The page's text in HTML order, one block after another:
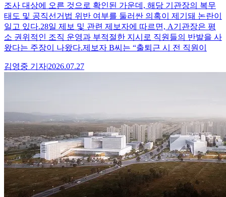
조사 대상에 오른 것으로 확인된 가운데, 해당 기관장의 복무
태도 및 공직선거법 위반 여부를 둘러싼 의혹이 제기돼 논란이
일고 있다.28일 제보 및 관련 제보자에 따르면, A기관장은 평
소 권위적인 조직 운영과 부적절한 지시로 직원들의 반발을 사
왔다는 주장이 나왔다.제보자 B씨는 “출퇴근 시 전 직원이
김영중 기자|2026.07.27